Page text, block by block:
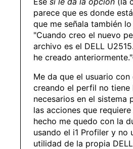
parece que es donde
que me señala también
"Cuando creo el nuevo
archivo es el DELL
he creado
Me da que el usuario con
creando el perfil no tiene
necesarios en el sistema
las acciones que
hecho me quedo con la
usando el i1 Profiler y no
utilidad de la propia